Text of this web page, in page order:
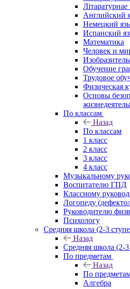
Английский
Немецкий
Испанский
Математика
Человек и
Обучение
Трудовое
Физическая
Основы
По классам
Назад
По классам
1 класс
2 класс
3 класс
4 класс
Музыкальному
Воспитателю ГПД
Классному
Логопеду
Руководителю
Психологу
Средняя школа (2-3
Назад
Средняя школа (2-
По предметам
Назад
По
Алгебра